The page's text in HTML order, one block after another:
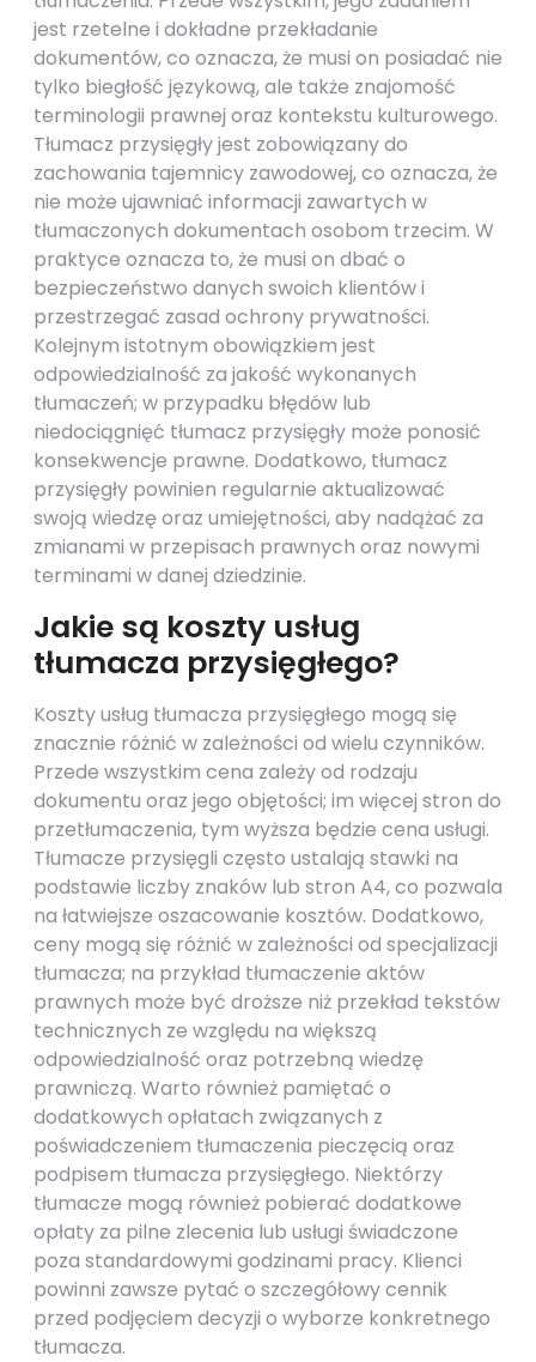
jest rzetelne i dokładne przekładanie
dokumentów, co oznacza, że musi on posiadać nie
tylko biegłość językową, ale także znajomość
terminologii prawnej oraz kontekstu kulturowego.
Tłumacz przysięgły jest zobowiązany do
zachowania tajemnicy zawodowej, co oznacza, że
nie może ujawniać informacji zawartych w
tłumaczonych dokumentach osobom trzecim. W
praktyce oznacza to, że musi on dbać o
bezpieczeństwo danych swoich klientów i
przestrzegać zasad ochrony prywatności.
Kolejnym istotnym obowiązkiem jest
odpowiedzialność za jakość wykonanych
tłumaczeń; w przypadku błędów lub
niedociągnięć tłumacz przysięgły może ponosić
konsekwencje prawne. Dodatkowo, tłumacz
przysięgły powinien regularnie aktualizować
swoją wiedzę oraz umiejętności, aby nadążać za
zmianami w przepisach prawnych oraz nowymi
terminami w danej dziedzinie.
Jakie są koszty usług
tłumacza przysięgłego?
Koszty usług tłumacza przysięgłego mogą się
znacznie różnić w zależności od wielu czynników.
Przede wszystkim cena zależy od rodzaju
dokumentu oraz jego objętości; im więcej stron do
przetłumaczenia, tym wyższa będzie cena usługi.
Tłumacze przysięgli często ustalają stawki na
podstawie liczby znaków lub stron A4, co pozwala
na łatwiejsze oszacowanie kosztów. Dodatkowo,
ceny mogą się różnić w zależności od specjalizacji
tłumacza; na przykład tłumaczenie aktów
prawnych może być droższe niż przekład tekstów
technicznych ze względu na większą
odpowiedzialność oraz potrzebną wiedzę
prawniczą. Warto również pamiętać o
dodatkowych opłatach związanych z
poświadczeniem tłumaczenia pieczęcią oraz
podpisem tłumacza przysięgłego. Niektórzy
tłumacze mogą również pobierać dodatkowe
opłaty za pilne zlecenia lub usługi świadczone
poza standardowymi godzinami pracy. Klienci
powinni zawsze pytać o szczegółowy cennik
przed podjęciem decyzji o wyborze konkretnego
tłumacza.